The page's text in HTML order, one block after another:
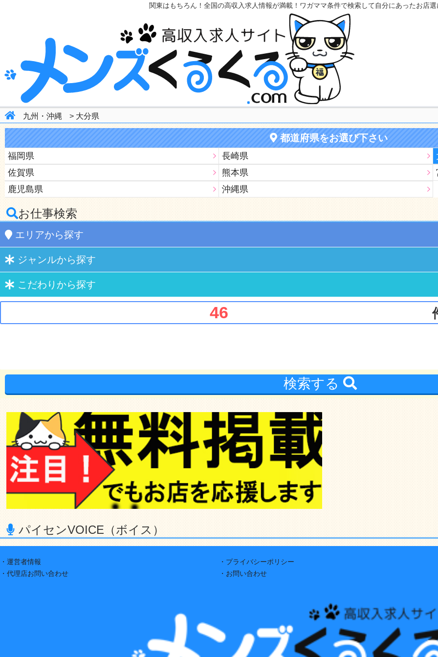
関東はもちろん！全国の高収入求人情報が満載！ワガママ条件で検索して自分にあったお店
九州・沖縄 > 大分県
都道府県をお選び下さい
福岡県 長崎県
佐賀県
熊本県
鹿児島県
沖縄県
お仕事検索
エリアから探す
ジャンルから探す
こだわり から探す
46
検索する
パイセンVOICE（ボイス）
・運営者情報
・代理店お問い合わせ
・プライバシーポリシー
・お問い合わせ